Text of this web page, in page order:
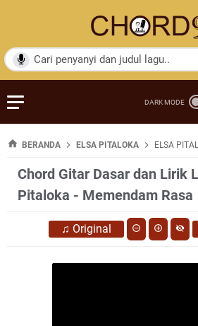
BERANDA ELSA PITALOKA ELSA
Chord Gitar Dasar dan Lirik
Pitaloka - Memendam Rasa
♫ Original